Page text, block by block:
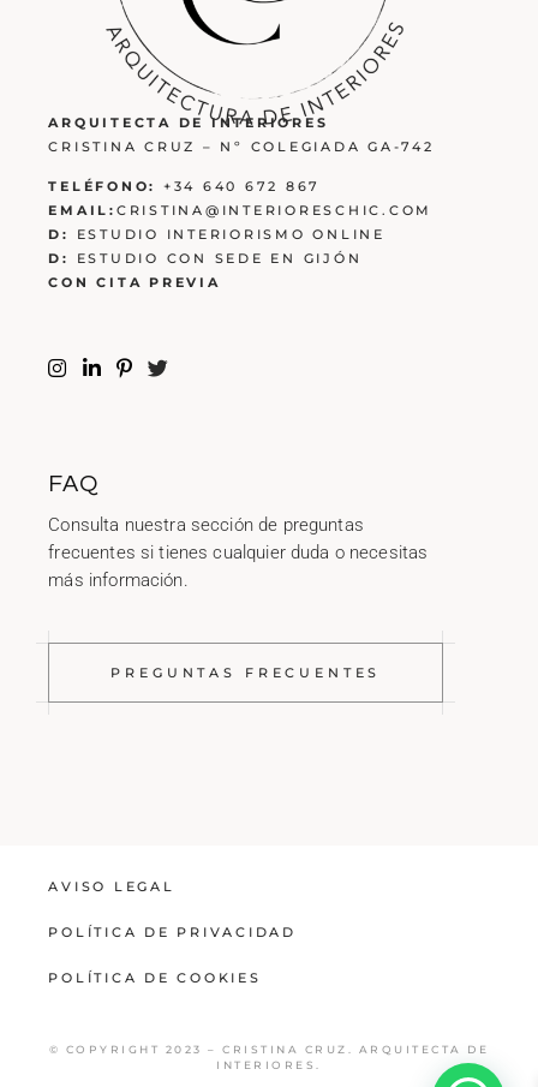
ARQUITECTA DE INTERIORES
CRISTINA CRUZ – Nº COLEGIADA GA-742
TELÉFONO:
+34 640 672 867
EMAIL: CRISTINA@INTERIORESCHIC.COM
D:
ESTUDIO INTERIORISMO ONLINE
D:
ESTUDIO CON SEDE EN GIJÓN
CON CITA PREVIA
FAQ
Consulta nuestra sección de preguntas
frecuentes si tienes cualquier duda o necesitas
más información.
PREGUNTAS FRECUENTES
AVISO LEGAL
POLÍTICA DE PRIVACIDAD
POLÍTICA DE COOKIES
© COPYRIGHT 2023 – CRISTINA CRUZ. ARQUITECTA DE
INTERIORES.